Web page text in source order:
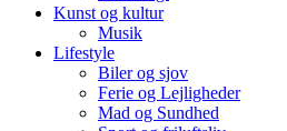
Kunst og kultur
Musik
Lifestyle
Biler og sjov
Ferie og Lejligheder
Mad og Sundhed